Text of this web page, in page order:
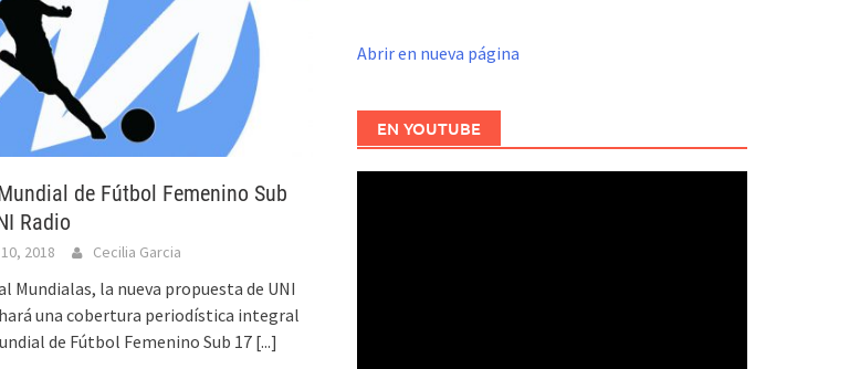
de Fútbol Femenino Sub
Radio
2018 Cecilia Garcia
Mundialas, la nueva propuesta de UNI
una cobertura periodística integral
de Fútbol Femenino Sub 17 [...]
Abrir en nueva página
EN YOUTUBE